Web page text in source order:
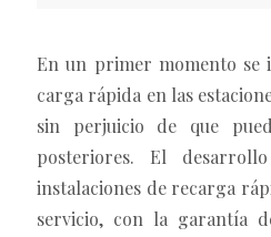
En un primer momento se
carga rápida en las
sin perjuicio de que
posteriores. El
instalaciones de recarga
servicio, con la garantía